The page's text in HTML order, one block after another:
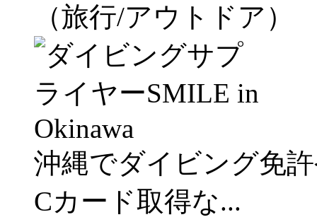
（旅行/アウトドア）
沖縄でダイビング免
Cカード取得な...